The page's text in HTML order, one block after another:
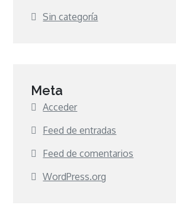
Sin categoría
Meta
Acceder
Feed de entradas
Feed de comentarios
WordPress.org